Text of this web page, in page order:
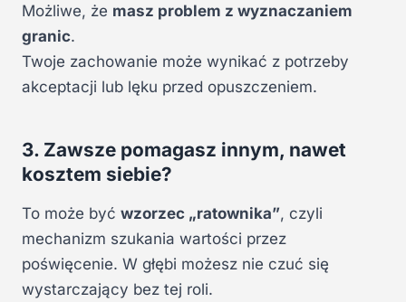
Możliwe, że masz problem z wyznaczaniem
granic.
Twoje zachowanie może wynikać z potrzeby
akceptacji lub lęku przed opuszczeniem.
3. Zawsze pomagasz innym, nawet
kosztem siebie?
To może być wzorzec „ratownika”, czyli
mechanizm szukania wartości przez
poświęcenie. W głębi możesz nie czuć się
wystarczający bez tej roli.